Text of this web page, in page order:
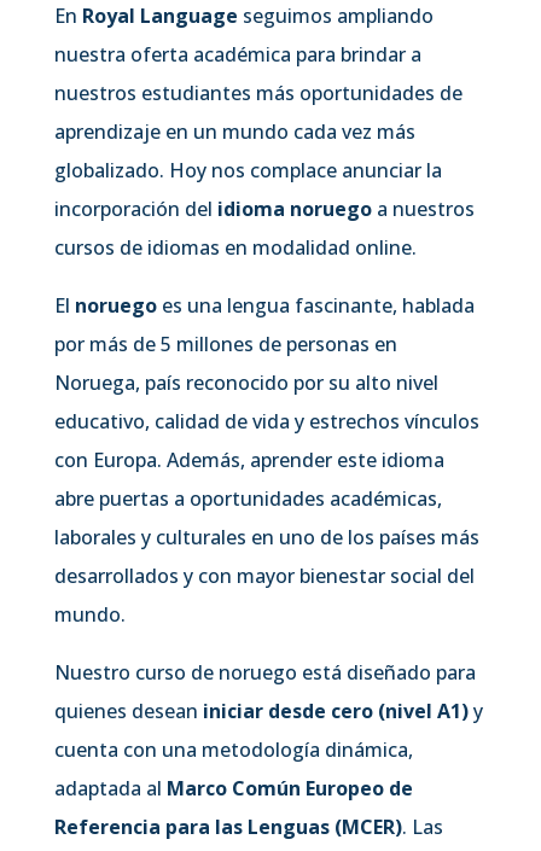
En Royal Language seguimos ampliando
nuestra oferta académica para brindar a
nuestros estudiantes más oportunidades de
aprendizaje en un mundo cada vez más
globalizado. Hoy nos complace anunciar la
incorporación del idioma noruegoa nuestros
cursos de idiomas en modalidad online.
El noruegoes una lengua fascinante, hablada
por más de 5 millones de personas en
Noruega, país reconocido por su alto nivel
educativo, calidad de vida y estrechos vínculos
con Europa. Además, aprender este idioma
abre puertas a oportunidades académicas,
laborales y culturales en uno de los países más
desarrollados y con mayor bienestar social del
mundo.
Nuestro curso de noruego está diseñado para
quienes desean iniciar desde cero (nivel A1)y
cuenta con una metodología dinámica,
adaptada al Marco Común Europeo de
Referencia para las Lenguas (MCER). Las